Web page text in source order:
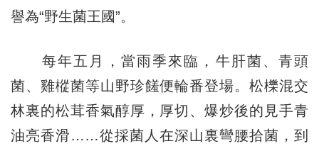
譽為“野生菌王國”。
每年五月，當雨季來臨，牛肝菌、青頭
菌、雞樅菌等山野珍饈便輪番登場。松櫟混交
林裏的松茸香氣醇厚，厚切、爆炒後的見手青
油亮香滑……從採菌人在深山裏彎腰拾菌，到